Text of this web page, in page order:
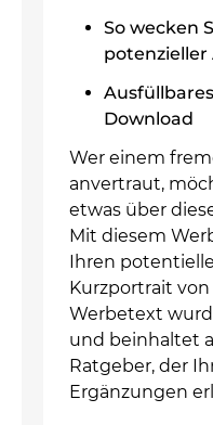
So wecken
Download
Wer einem
anvertraut,
etwas über
Mit diesem
Ihren
Kurzportrait von
Werbetext
und beinhaltet
Ratgeber, der
Ergänzungen